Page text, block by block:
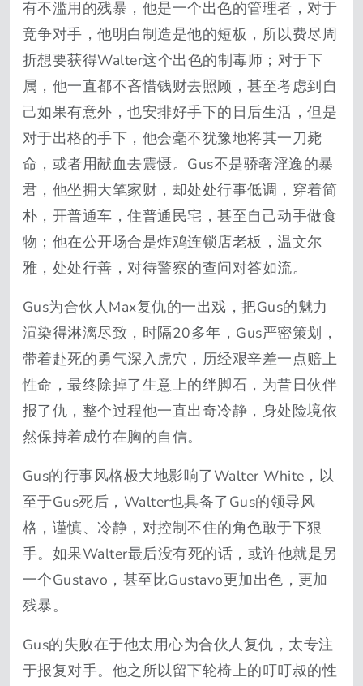
有不滥用的残暴，他是一个出色的管理者，对于
竞争对手，他明白制造是他的短板，所以费尽周
折想要获得Walter这个出色的制毒师；对于下
属，他一直都不吝惜钱财去照顾，甚至考虑到自
己如果有意外，也安排好手下的日后生活，但是
对于出格的手下，他会毫不犹豫地将其一刀毙
命，或者用献血去震慑。Gus不是骄奢淫逸的暴
君，他坐拥大笔家财，却处处行事低调，穿着简
朴，开普通车，住普通民宅，甚至自己动手做食
物；他在公开场合是炸鸡连锁店老板，温文尔
雅，处处行善，对待警察的查问对答如流。
Gus为合伙人Max复仇的一出戏，把Gus的魅力
渲染得淋漓尽致，时隔20多年，Gus严密策划，
带着赴死的勇气深入虎穴，历经艰辛差一点赔上
性命，最终除掉了生意上的绊脚石，为昔日伙伴
报了仇，整个过程他一直出奇冷静，身处险境依
然保持着成竹在胸的自信。
Gus的行事风格极大地影响了Walter White，以
至于Gus死后，Walter也具备了Gus的领导风
格，谨慎、冷静，对控制不住的角色敢于下狠
手。如果Walter最后没有死的话，或许他就是另
一个Gustavo，甚至比Gustavo更加出色，更加
残暴。
Gus的失败在于他太用心为合伙人复仇，太专注
于报复对手。他之所以留下轮椅上的叮叮叔的性